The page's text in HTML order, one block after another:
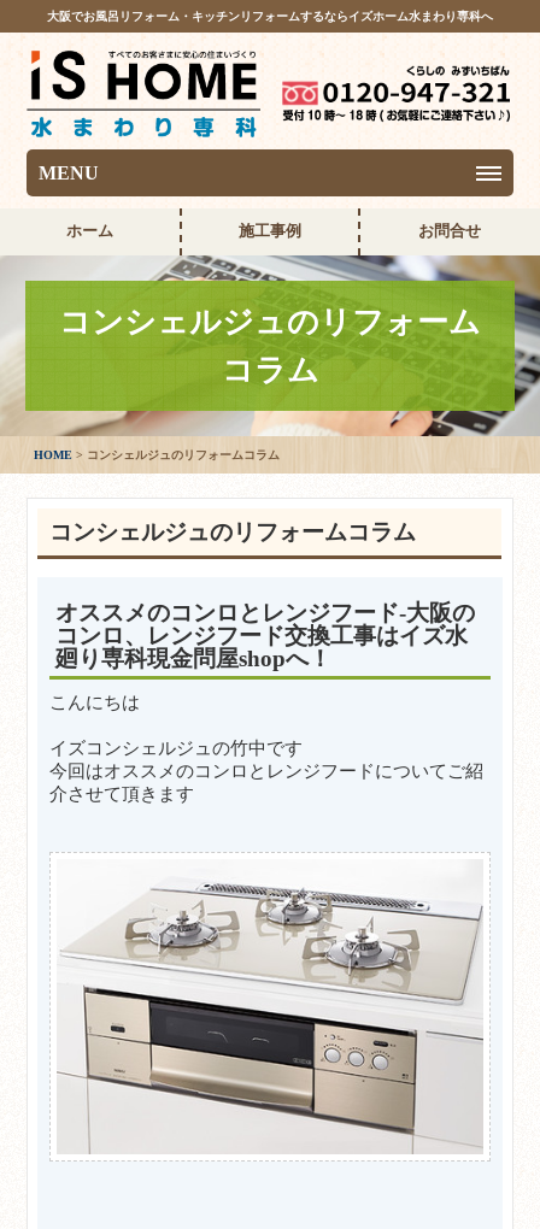
大阪でお風呂リフォーム・キッチンリフォームするならイズホーム水まわり専科へ
MENU
ホーム 施工事例 お問合せ
コンシェルジュのリフォーム
コラム
HOME コンシェルジュのリフォームコラム
コンシェルジュのリフォームコラム
オススメのコンロとレンジフード-大阪の
コンロ、レンジフード交換工事はイズ水
廻り専科現金問屋shopへ！
こんにちは
イズコンシェルジュの竹中です
今回はオススメのコンロとレンジフードについてご紹
介させて頂きます